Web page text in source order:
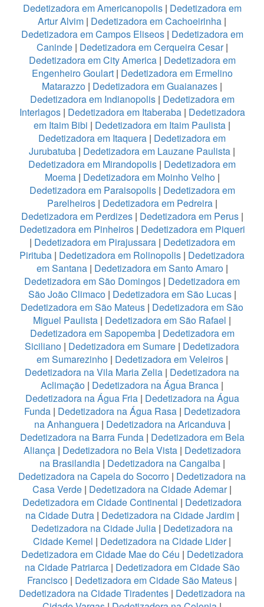
Dedetizadora em Americanopolis | Dedetizadora em
Artur Alvim | Dedetizadora em Cachoeirinha |
Dedetizadora em Campos Eliseos | Dedetizadora em
Caninde| Dedetizadora em Cerqueira Cesar|
Dedetizadora em City America | Dedetizadora em
Engenheiro Goulart | Dedetizadora em Ermelino
Matarazzo | Dedetizadora em Guaianazes |
Dedetizadora em Indianopolis| Dedetizadora em
Interlagos| Dedetizadora em Itaberaba| Dedetizadora
em Itaim Bibi | Dedetizadora em Itaim Paulista |
Dedetizadora em Itaquera | Dedetizadora em
Jurubatuba | Dedetizadora em Lauzane Paulista |
Dedetizadora em Mirandopolis | Dedetizadora em
Moema| Dedetizadora em Moinho Velho |
Dedetizadora em Paraisopolis| Dedetizadora em
Parelheiros| Dedetizadora em Pedreira|
Dedetizadora em Perdizes| Dedetizadora em Perus|
Dedetizadora em Pinheiros| Dedetizadora em Piqueri
| Dedetizadora em Pirajussara| Dedetizadora em
Pirituba | Dedetizadora em Rolinopolis | Dedetizadora
em Santana| Dedetizadora em Santo Amaro|
Dedetizadora em São Domingos | Dedetizadora em
São João Climaco| Dedetizadora em São Lucas|
Dedetizadora em São Mateus | Dedetizadora em São
Miguel Paulista | Dedetizadora em São Rafael |
Dedetizadora em Sapopemba | Dedetizadora em
Siciliano | Dedetizadora em Sumare | Dedetizadora
em Sumarezinho| Dedetizadora em Veleiros|
Dedetizadora na Vila Maria Zelia | Dedetizadora na
Aclimação | Dedetizadora na Água Branca |
Dedetizadora na Água Fria| Dedetizadora na Água
Funda| Dedetizadora na Água Rasa | Dedetizadora
na Anhanguera| Dedetizadora na Aricanduva|
Dedetizadora na Barra Funda | Dedetizadora em Bela
Aliança | Dedetizadora no Bela Vista| Dedetizadora
na Brasilandia| Dedetizadora na Cangaiba|
Dedetizadora na Capela do Socorro | Dedetizadora na
Casa Verde | Dedetizadora na Cidade Ademar|
Dedetizadora em Cidade Continental | Dedetizadora
na Cidade Dutra | Dedetizadora na Cidade Jardim|
Dedetizadora na Cidade Julia | Dedetizadora na
Cidade Kemel | Dedetizadora na Cidade Lider|
Dedetizadora em Cidade Mae do Céu | Dedetizadora
na Cidade Patriarca| Dedetizadora em Cidade São
Francisco | Dedetizadora em Cidade São Mateus |
Dedetizadora na Cidade Tiradentes | Dedetizadora na